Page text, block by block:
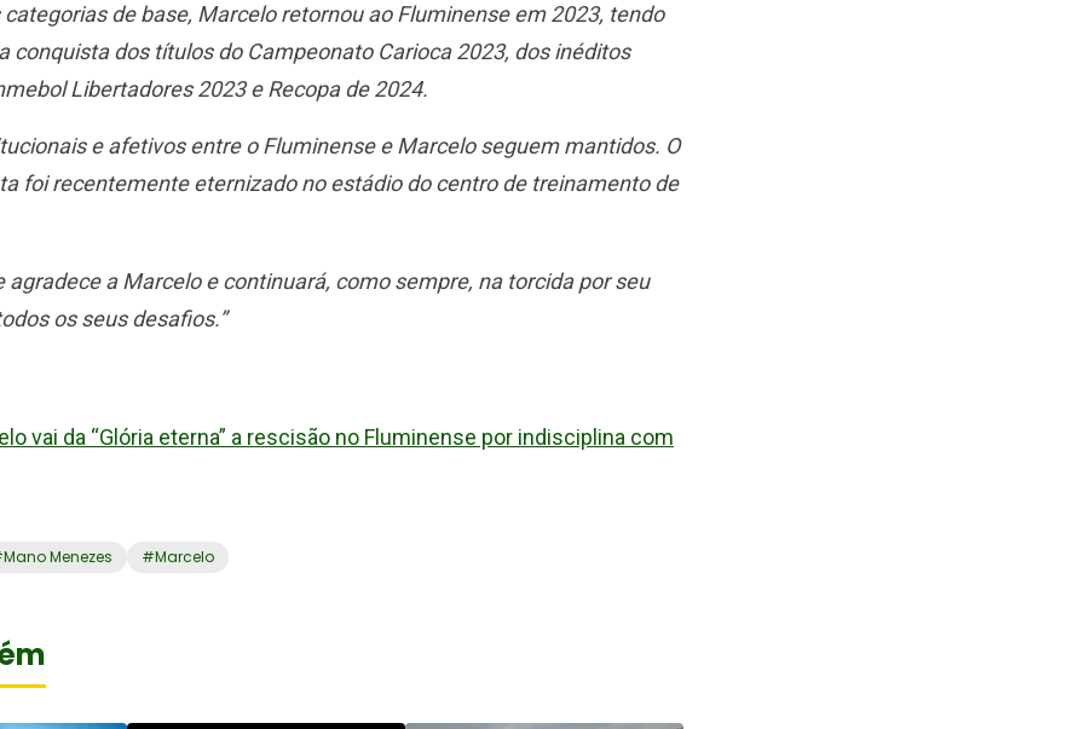
de base, Marcelo retornou aoFluminenseem 2023, tendo
conquista dos títulos do Campeonato Carioca 2023, dos inéditos
Libertadores 2023 e Recopa de 2024.
e afetivos entre oFluminensee Marcelo seguem mantidos. O
foi recentemente eternizado no estádio do centro de treinamento de
agradece a Marcelo e continuará, como sempre, na torcida por seu
os seus desafios.”
vai da “Glória eterna” a rescisão no Fluminense por indisciplina com
Mano Menezes #Marcelo